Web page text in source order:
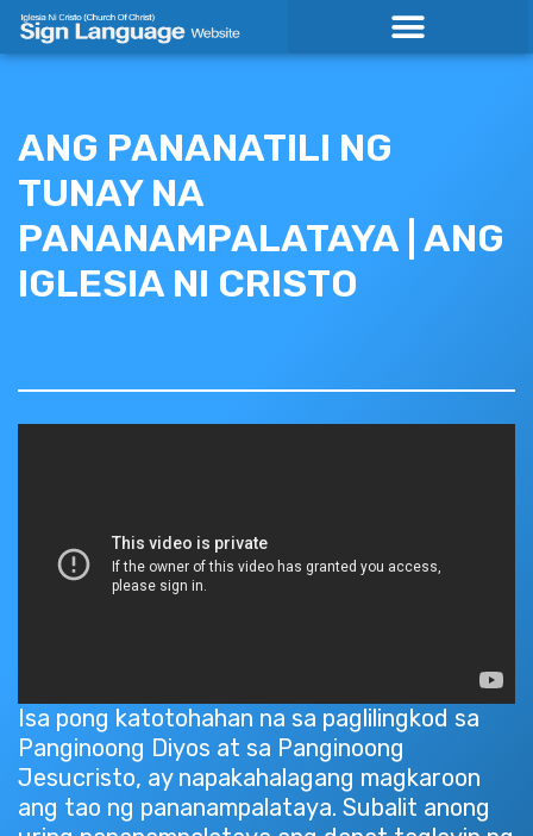
Skip
ANG PANANATILI NG
TUNAY NA
PANANAMPALATAYA | ANG
IGLESIA NI CRISTO
Isa pong katotohahan na sa paglilingkod sa
Panginoong Diyos at sa Panginoong
Jesucristo, ay napakahalagang magkaroon
ang tao ng pananampalataya. Subalit anong